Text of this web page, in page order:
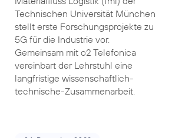
Technischen Universität München
stellt erste Forschungsprojekte zu
5G für die Industrie vor.
Gemeinsam mit o2 Telefonica
vereinbart der Lehrstuhl eine
langfristige wissenschaftlich-
technische-Zusammenarbeit.